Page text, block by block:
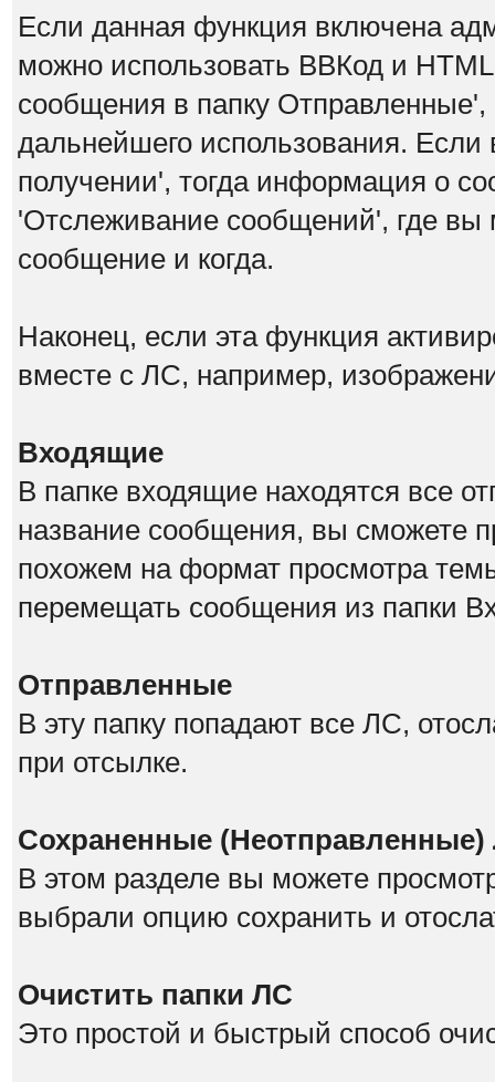
Если данная функция включена
можно использовать ВВКод и
сообщения в папку
дальнейшего использования.
получении', тогда информация о
'Отслеживание сообщений', где вы
сообщение и когда.
Наконец, если эта функция
вместе с ЛС, например,
Входящие
В папке входящие находятся все
название сообщения, вы сможете
похожем на формат просмотра
перемещать сообщения из папки
Отправленные
В эту папку попадают все ЛС,
при отсылке.
Сохраненные
В этом разделе вы можете
выбрали опцию сохранить и
Очистить папки ЛС
Это простой и быстрый способ